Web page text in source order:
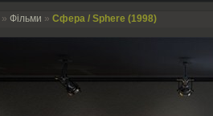
» Фільми » Сфера / Sphere (1998)